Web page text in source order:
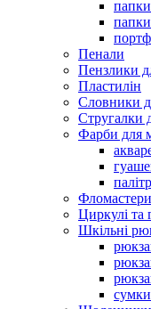
папки
Пенали
Пензлики
Пластилін
Словники
Стругалки
Фарби для
Фломастери
Циркулі та
Шкільні
сумки